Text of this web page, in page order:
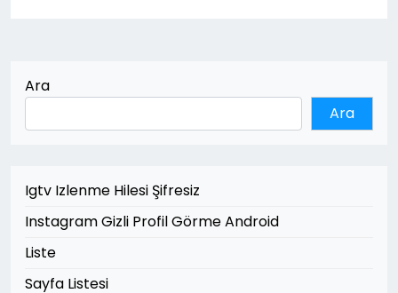
Ara
Ara
Igtv Izlenme Hilesi Şifresiz
Instagram Gizli Profil Görme Android
Liste
Sayfa Listesi